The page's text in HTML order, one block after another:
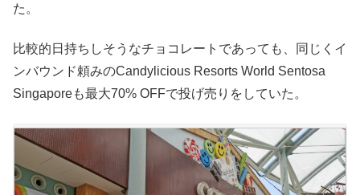
た。
比較的日持ちしそうなチョコレートであっても、同じくイ
ンバウンド頼みのCandylicious Resorts World Sentosa
Singaporeも最大70% OFFで投げ売りをしていた。